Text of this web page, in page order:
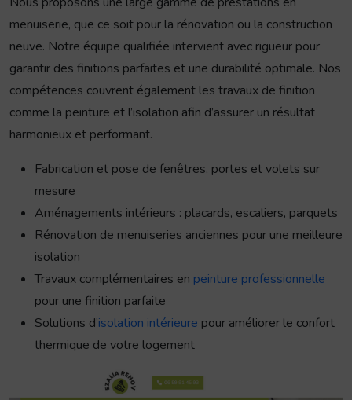
menuiserie, que ce soit pour la rénovation ou la construction
neuve. Notre équipe qualifiée intervient avec rigueur pour
garantir des finitions parfaites et une durabilité optimale. Nos
compétences couvrent également les travaux de finition
comme la peinture et l’isolation afin d’assurer un résultat
harmonieux et performant.
Fabrication et pose de fenêtres, portes et volets sur
mesure
Aménagements intérieurs : placards, escaliers, parquets
Rénovation de menuiseries anciennes pour une meilleure
isolation
Travaux complémentaires en peinture professionnelle
pour une finition parfaite
Solutions d’isolation intérieure pour améliorer le confort
thermique de votre logement